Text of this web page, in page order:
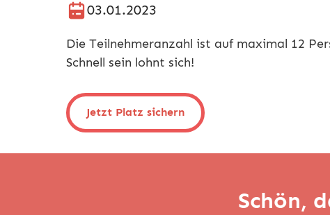
03.01.2023
Die Teilnehmeranzahl ist auf maximal 12
Schnell sein lohnt sich!
Jetzt Platz sichern
Schön,